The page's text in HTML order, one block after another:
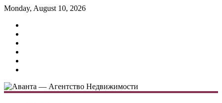
Monday, August 10, 2026